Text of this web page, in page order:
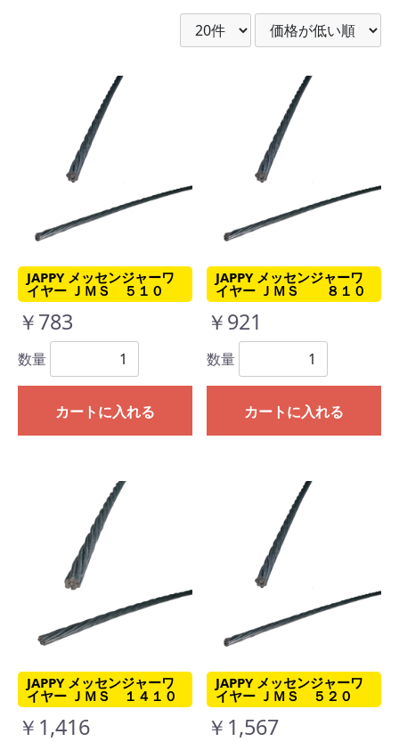
JAPPY メッセンジャーワ
イヤー ＪＭＳ ５１０
￥783
数量
カートに入れる
JAPPY メッセンジャーワ
イヤー ＪＭＳ ８１０
￥921
数量
カートに入れる
JAPPY メッセンジャーワ
イヤー ＪＭＳ １４１０
￥1,416
JAPPY メッセンジャーワ
イヤー ＪＭＳ ５２０
￥1,567